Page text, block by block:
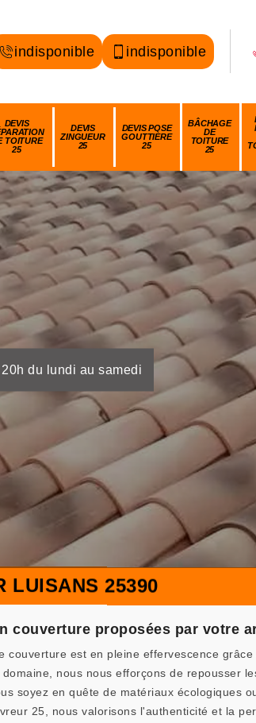
indisponible indisponible
DEVIS
TOITURE
25
DEVIS
ZINGUEUR
25
DEVIS POSE
GOUTTIÈRE
25
BÂCHAGE
DE
TOITURE
25
du lundi au samedi
LUISANS 25390
couverture proposées par votre
couverture est en pleine effervescence
nous nous efforçons de repousser
soyez en quête de matériaux écologiques
25, nous valorisons l'authenticité et la